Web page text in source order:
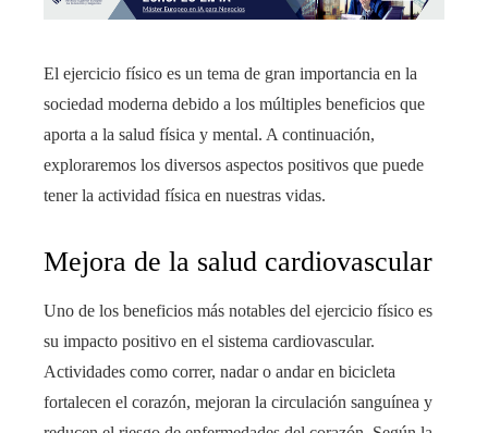
El ejercicio físico es un tema de gran importancia en la
sociedad moderna debido a los múltiples beneficios que
aporta a la salud física y mental. A continuación,
exploraremos los diversos aspectos positivos que puede
tener la actividad física en nuestras vidas.
Mejora de la salud cardiovascular
Uno de los beneficios más notables del ejercicio físico es
su impacto positivo en el sistema cardiovascular.
Actividades como correr, nadar o andar en bicicleta
fortalecen el corazón, mejoran la circulación sanguínea y